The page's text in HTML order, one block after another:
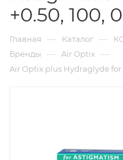
+0.50, 100,
Главная — Каталог —
Бренды — Air Optix —
Air Optix plus Hydraglyde